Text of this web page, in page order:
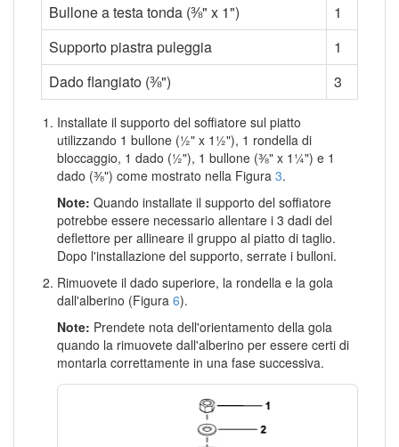
Bullone a testa tonda (⅜" x 1")
1
Supporto piastra puleggia
1
Dado flangiato (⅜")
3
Installate il supporto del soffiatore sul piatto
utilizzando 1 bullone (½" x 1½"), 1 rondella di
bloccaggio, 1 dado (½"), 1 bullone (⅜" x 1¼") e 1
dado (⅜") come mostrato nella Figura 3.
Note: Quando installate il supporto del soffiatore
potrebbe essere necessario allentare i 3 dadi del
deflettore per allineare il gruppo al piatto di taglio.
Dopo l'installazione del supporto, serrate i bulloni.
Rimuovete il dado superiore, la rondella e la gola
dall'alberino (Figura 6).
Note: Prendete nota dell'orientamento della gola
quando la rimuovete dall'alberino per essere certi di
montarla correttamente in una fase successiva.